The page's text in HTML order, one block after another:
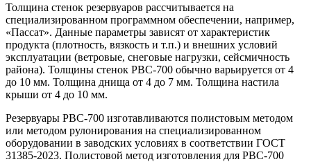
Толщина стенок резервуаров рассчитывается на
специализированном программном обеспечении, например,
«Пассат». Данные параметры зависят от характеристик
продукта (плотность, вязкость и т.п.) и внешних условий
эксплуатации (ветровые, снеговые нагрузки, сейсмичность
района). Толщины стенок РВС-700 обычно варьируется от 4
до 10 мм. Толщина днища от 4 до 7 мм. Толщина настила
крыши от 4 до 10 мм.
Резервуары РВС-700 изготавливаются полистовым методом
или методом рулонирования на специализированном
оборудовании в заводских условиях в соответствии ГОСТ
31385-2023. Полистовой метод изготовления для РВС-700